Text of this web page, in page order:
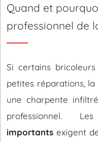
Quand et
professionnel de
Si certains
petites réparations,
une charpente
professionnel.
importants exigent